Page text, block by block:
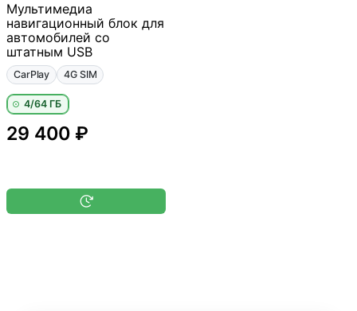
Мультимедиа
навигационный блок для
автомобилей со
штатным USB
CarPlay 4G SIM
4/64 ГБ
29 400 ₽